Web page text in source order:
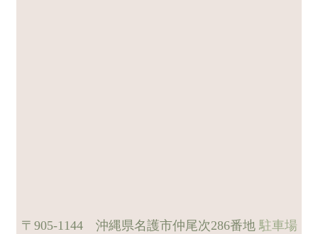
〒905-1144 沖縄県名護市仲尾次286番地駐車場